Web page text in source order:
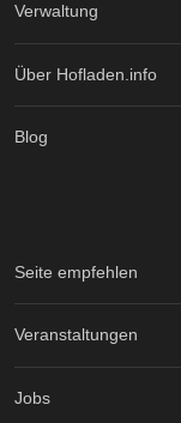
Verwaltung
Über Hofladen.info
Blog
Seite empfehlen
Veranstaltungen
Jobs